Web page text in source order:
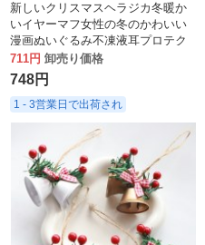
新しいクリスマスヘラジカ冬暖か
いイヤーマフ女性の冬のかわいい
漫画ぬいぐるみ不凍液耳プロテク
ター暖かい耳バッグ
711円 卸売り価格
748円
1 - 3営業日で出荷され